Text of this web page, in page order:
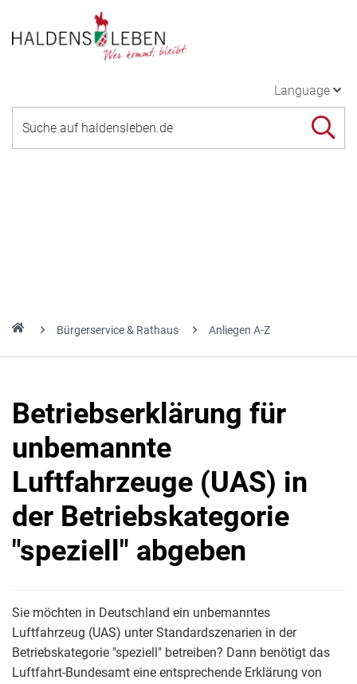
Language
Bürgerservice & Rathaus Anliegen A-Z
Betriebserklärung für
unbemannte
Luftfahrzeuge (UAS) in
der Betriebskategorie
"speziell" abgeben
Sie möchten in Deutschland ein unbemanntes
Luftfahrzeug (UAS) unter Standardszenarien in der
Betriebskategorie "speziell" betreiben? Dann benötigt das
Luftfahrt-Bundesamt eine entsprechende Erklärung von